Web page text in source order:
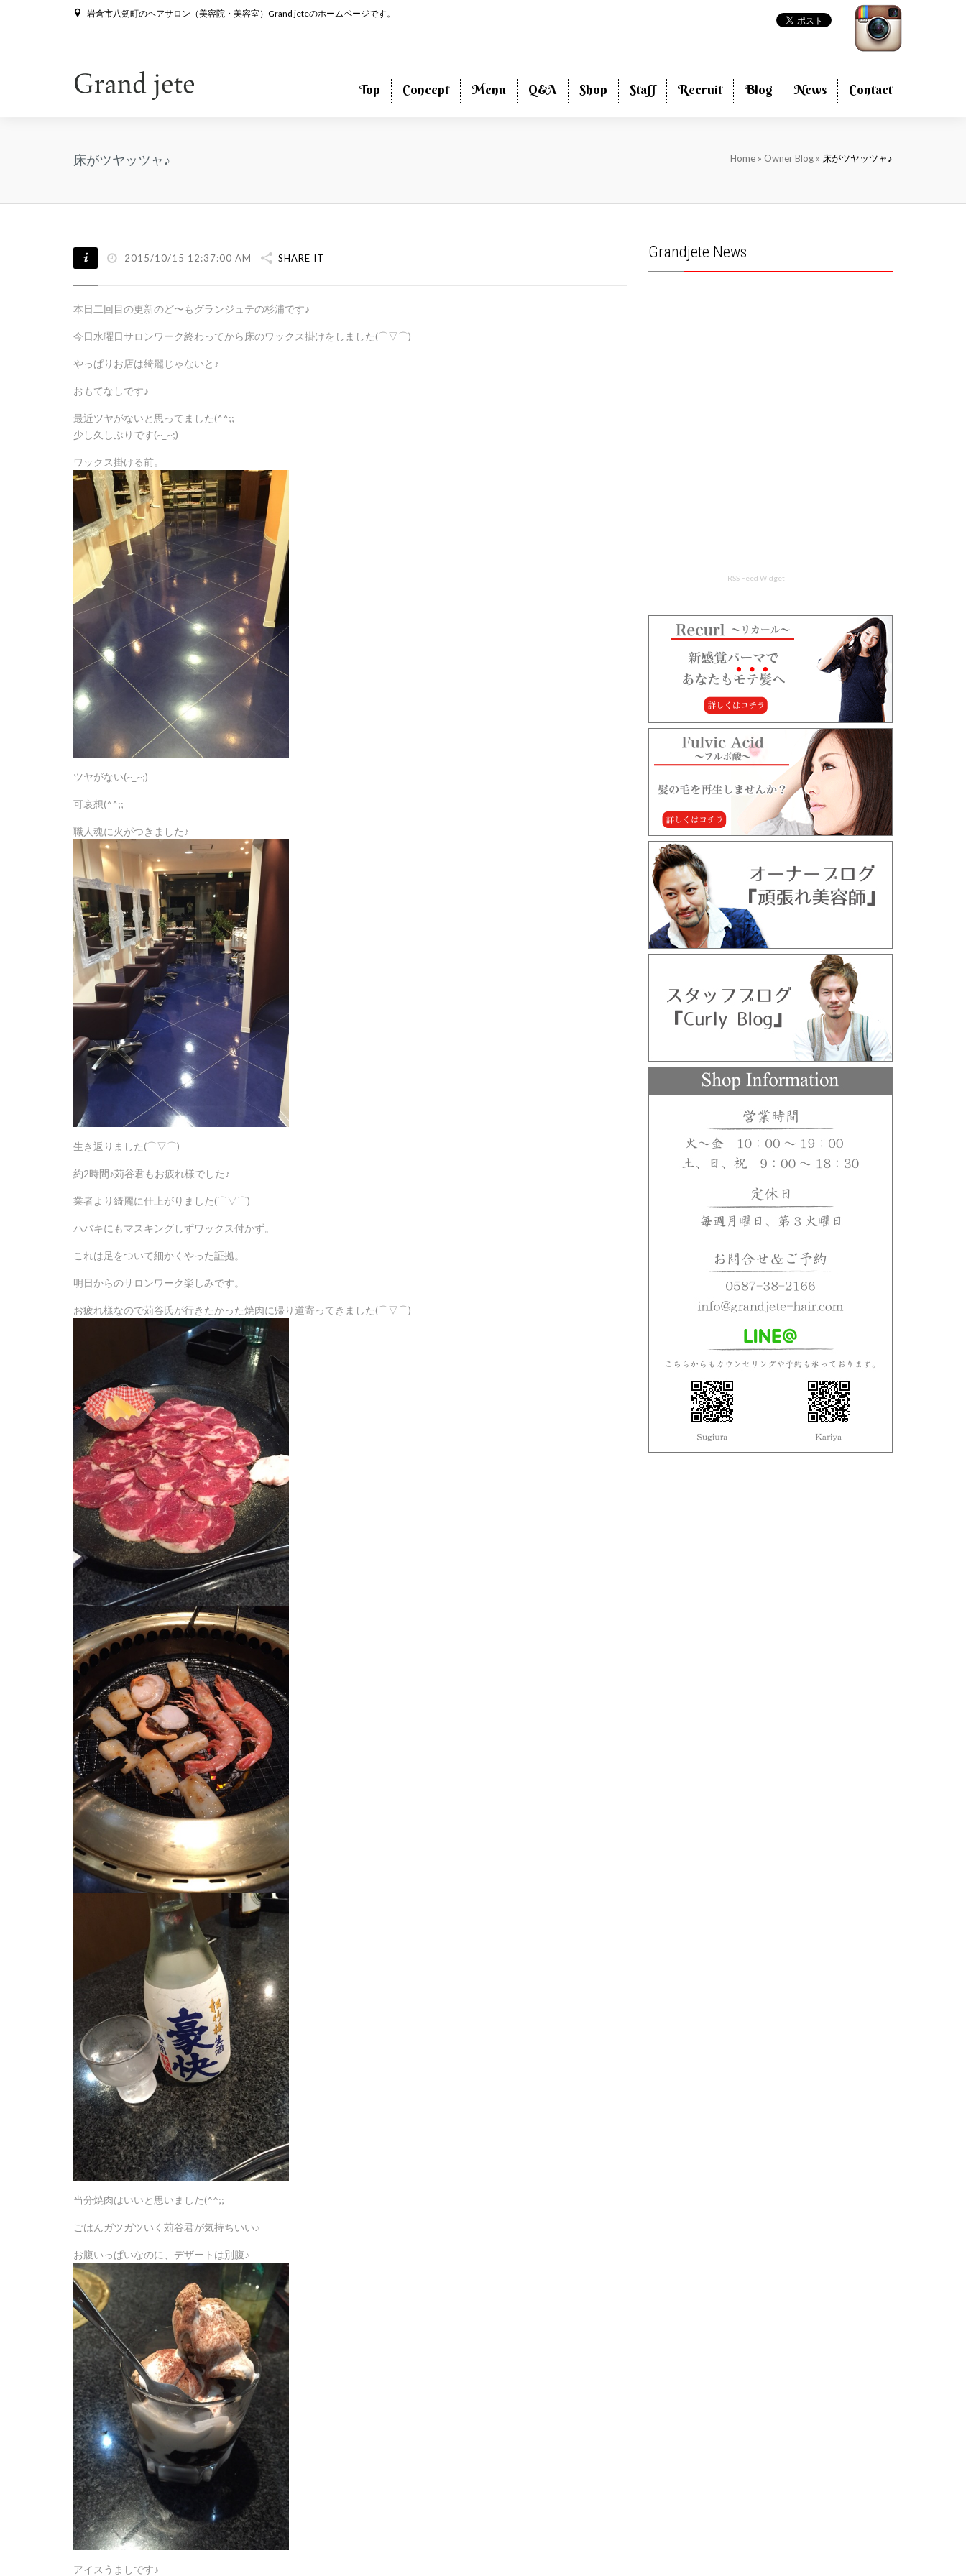
岩倉市八剱町のヘアサロン（美容院・美容室）Grand jeteのホームページです。
Top Concept Menu Q&A Shop Staff Recruit Blog News Contact
床がツヤッツャ♪ Home » Owner Blog » 床がツヤッツャ♪
2015/10/15 12:37:00 AM SHARE IT
本日二回目の更新のど〜もグランジュテの杉浦です♪
今日水曜日サロンワーク終わってから床のワックス掛けをしました(⌒▽⌒)
やっぱりお店は綺麗じゃないと♪
おもてなしです♪
最近ツヤがないと思ってました(^^;;
少し久しぶりです(~_~;)
ワックス掛ける前。
ツヤがない(~_~;)
可哀想(^^;;
職人魂に火がつきました♪
生き返りました(⌒▽⌒)
約2時間♪苅谷君もお疲れ様でした♪
業者より綺麗に仕上がりました(⌒▽⌒)
ハバキにもマスキングしずワックス付かず。
これは足をついて細かくやった証拠。
明日からのサロンワーク楽しみです。
お疲れ様なので苅谷氏が行きたかった焼肉に帰り道寄ってきました(⌒▽⌒)
当分焼肉はいいと思いました(^^;;
ごはんガツガツいく苅谷君が気持ちいい♪
お腹いっぱいなのに、デザートは別腹♪
アイスうましです♪
Grandjete News
RSS Feed Widget